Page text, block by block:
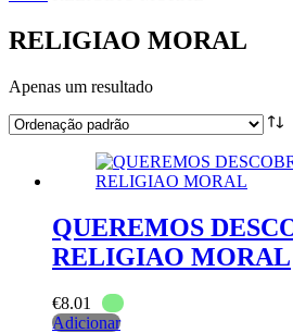
RELIGIAO MORAL
Apenas um resultado
QUEREMOS
RELIGIAO MORAL
€8.01
Adicionar